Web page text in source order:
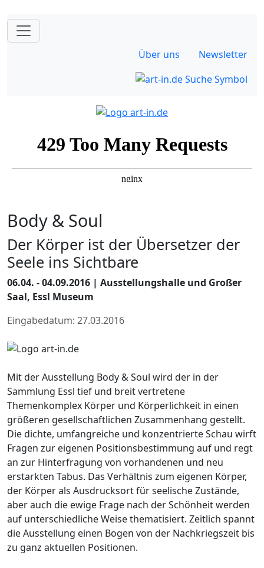
Über uns Newsletter
Body & Soul
Der Körper ist der Übersetzer der
Seele ins Sichtbare
06.04. - 04.09.2016 | Ausstellungshalle und Großer
Saal, Essl Museum
Eingabedatum: 27.03.2016
Mit der Ausstellung Body & Soul wird der in der
Sammlung Essl tief und breit vertretene
Themenkomplex Körper und Körperlichkeit in einen
größeren gesellschaftlichen Zusammenhang gestellt.
Die dichte, umfangreiche und konzentrierte Schau wirft
Fragen zur eigenen Positionsbestimmung auf und regt
an zur Hinterfragung von vorhandenen und neu
erstarkten Tabus. Das Verhältnis zum eigenen Körper,
der Körper als Ausdrucksort für seelische Zustände,
aber auch die ewige Frage nach der Schönheit werden
auf unterschiedliche Weise thematisiert. Zeitlich spannt
die Ausstellung einen Bogen von der Nachkriegszeit bis
zu ganz aktuellen Positionen.